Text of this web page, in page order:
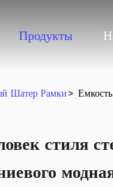
Продукты
Шатер Рамки>
стиля